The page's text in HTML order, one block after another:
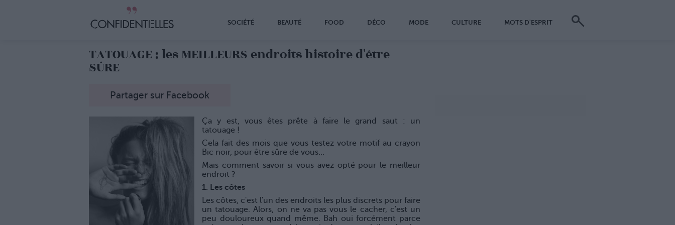
SOCIÉTÉ BEAUTÉ FOOD DÉCO MODE CULTURE MOTS D'ESPRIT
TATOUAGE : les MEILLEURS endroits histoire d'être
SÛRE
Partager sur Facebook
Ça y est, vous êtes prête à faire le grand saut : un
tatouage !
Cela fait des mois que vous testez votre motif au crayon
Bic noir, pour être sûre de vous...
Mais comment savoir si vous avez opté pour le meilleur
endroit ?
1. Les côtes
Les côtes, c'est l'un des endroits les plus discrets pour faire
un tatouage. Alors, on ne va pas vous le cacher, c'est un
peu douloureux quand même. Bah oui forcément parce